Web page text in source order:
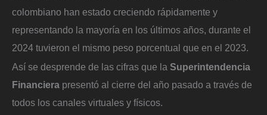
colombiano han estado creciendo rápidamente y
representando la mayoría en los últimos años, durante el
2024 tuvieron el mismo peso porcentual que en el 2023.
Así se desprende de las cifras que la Superintendencia
Financiera presentó al cierre del año pasado a través de
todos los canales virtuales y físicos.